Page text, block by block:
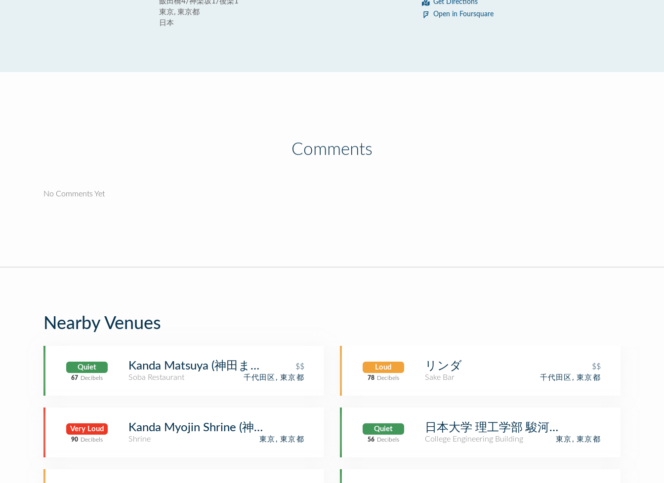
東京, 東京都
日本
Get Directions
Open in Foursquare
Comments
No Comments Yet
Nearby Venues
Quiet
67 Decibels
Kanda Matsuya (神田まつや)
$$
Soba Restaurant
千代田区, 東京都
Very Loud
90 Decibels
Kanda Myojin Shrine (神田明神)
Shrine 東京, 東京都
Loud
78 Decibels
リンダ
$$
Sake Bar
千代田区, 東京都
Quiet
56 Decibels
日本大学 理工学部 駿河台キャンパス 5号館
College Engineering Building 東京, 東京都